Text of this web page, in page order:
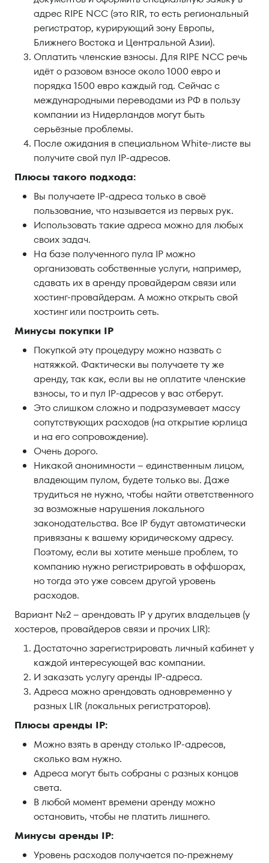
адрес RIPE NCC (это RIR, то есть региональный
регистратор, курирующий зону Европы,
Ближнего Востока и Центральной Азии).
Оплатить членские взносы. Для RIPE NCC речь
идёт о разовом взносе около 1000 евро и
порядка 1500 евро каждый год. Сейчас с
международными переводами из РФ в пользу
компании из Нидерландов могут быть
серьёзные проблемы.
После ожидания в специальном White-листе вы
получите свой пул IP-адресов.
Плюсы такого подхода:
Вы получаете IP-адреса только в своё
пользование, что называется из первых рук.
Использовать такие адреса можно для любых
своих задач.
На базе полученного пула IP можно
организовать собственные услуги, например,
сдавать их в аренду провайдерам связи или
хостинг-провайдерам. А можно открыть свой
хостинг или построить сеть.
Минусы покупки IP
Покупкой эту процедуру можно назвать с
натяжкой. Фактически вы получаете ту же
аренду, так как, если вы не оплатите членские
взносы, то и пул IP-адресов у вас отберут.
Это слишком сложно и подразумевает массу
сопутствующих расходов (на открытие юрлица
и на его сопровождение).
Очень дорого.
Никакой анонимности – единственным лицом,
владеющим пулом, будете только вы. Даже
трудиться не нужно, чтобы найти ответственного
за возможные нарушения локального
законодательства. Все IP будут автоматически
привязаны к вашему юридическому адресу.
Поэтому, если вы хотите меньше проблем, то
компанию нужно регистрировать в оффшорах,
но тогда это уже совсем другой уровень
расходов.
Вариант №2 – арендовать IP у других владельцев (у
хостеров, провайдеров связи и прочих LIR):
Достаточно зарегистрировать личный кабинет у
каждой интересующей вас компании.
И заказать услугу аренды IP-адреса.
Адреса можно арендовать одновременно у
разных LIR (локальных регистраторов).
Плюсы аренды IP:
Можно взять в аренду столько IP-адресов,
сколько вам нужно.
Адреса могут быть собраны с разных концов
света.
В любой момент времени аренду можно
остановить, чтобы не платить лишнего.
Минусы аренды IP:
Уровень расходов получается по-прежнему